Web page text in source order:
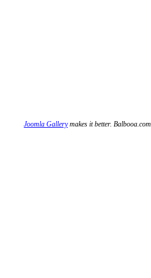
Joomla Gallerymakes it better. Balbooa.com